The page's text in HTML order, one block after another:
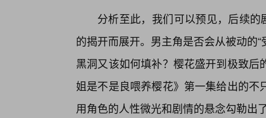
分析至此，我们可以预见，后续的
的揭开而展开。男主角是否会从被动的
黑洞又该如何填补？樱花盛开到极致
姐是不是良喂养樱花》第一集给出的
用角色的人性微光和剧情的悬念勾勒出